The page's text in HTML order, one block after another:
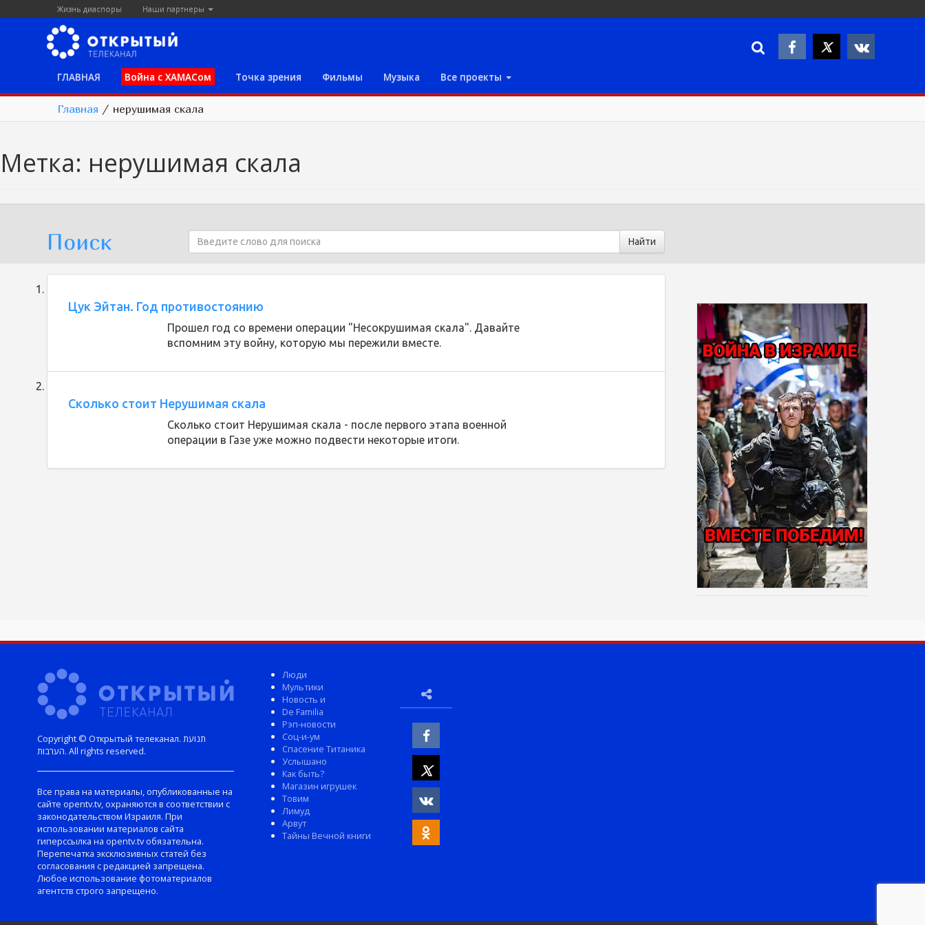
Жизнь диаспоры Наши партнеры
ГЛАВНАЯ Война с ХАМАСом Точка зрения Фильмы Музыка Все проекты
Главная / нерушимая скала
Метка: нерушимая скала
Поиск
Цук Эйтан. Год противостоянию
Прошел год со времени операции "Несокрушимая скала". Давайте
вспомним эту войну, которую мы пережили вместе.
Сколько стоит Нерушимая скала
Сколько стоит Нерушимая скала - после первого этапа военной
операции в Газе уже можно подвести некоторые итоги.
Copyright © Открытый телеканал. תנועת
הערבות. All rights reserved.
Все права на материалы, опубликованные на
сайте opentv.tv, охраняются в соответствии с
законодательством Израиля. При
использовании материалов сайта
гиперссылка на opentv.tv обязательна.
Перепечатка эксклюзивных статей без
согласования с редакцией запрещена.
Любое использование фотоматериалов
агентств строго запрещено.
Люди
Мультики
Новость и
De Familia
Рэп-новости
Соц-и-ум
Спасение Титаника
Услышано
Как быть?
Магазин игрушек
Товим
Лимуд
Арвут
Тайны Вечной книги